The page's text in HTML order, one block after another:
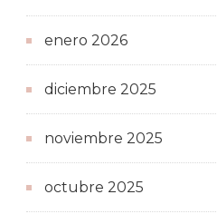
enero 2026
diciembre 2025
noviembre 2025
octubre 2025